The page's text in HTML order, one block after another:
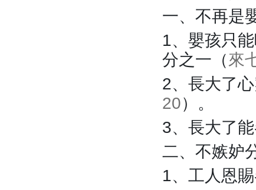
一、不再是
1、嬰孩只
分之一（來
2、長大了
20）。
3、長大了
二、不嫉妒
1、工人恩